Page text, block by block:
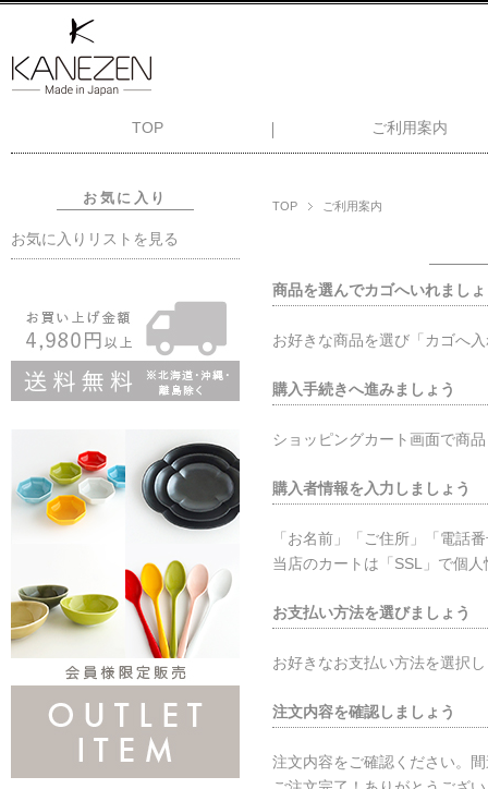
TOP ご利用案内
TOP ご利用案内
商品を選んでカゴへいれまし
お好きな商品を選び「カゴへ
購入手続きへ進みましょう
ショッピングカート画面で商
購入者情報を入力しましょう
「お名前」「ご住所」「電話
当店のカートは「SSL」で個
お支払い方法を選びましょう
お好きなお支払い方法を選択
注文内容を確認しましょう
注文内容をご確認ください。
お気に入り
お気に入りリストを見る